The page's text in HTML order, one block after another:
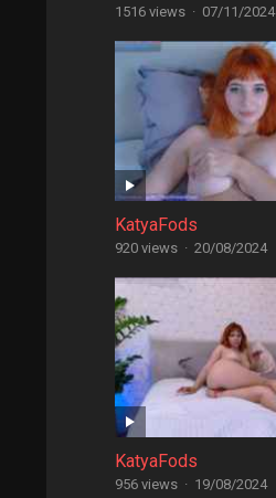
1516 views · 07/11/2024
KatyaFods
920 views · 20/08/2024
KatyaFods
956 views · 19/08/2024